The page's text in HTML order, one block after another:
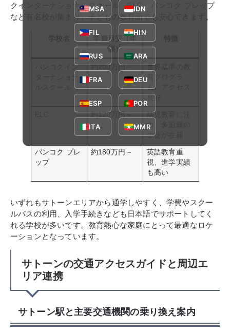
クインターナショナルスクール、ELC、バンコク プレップ
など有名校が集まり、子どもの教育面でも安心できます。
学費目安（年
額）
バンコクイン
約200万円～
世界基準の教
育プログラ
ム、アクセス
良好
約120万円～
幼児教育に注
力、多国籍の
生徒が在籍
バンコク プレ
ップ
約180万円～
英語教育重
視、進学実績
も高い
いずれもサトーンエリアから通学しやすく、学費やスクー
ルバスの利用、入学手続きなども日本語でサポートしてく
れる学校が多いです。教育熱心な家庭にとって最適なロケ
ーションとなっています。
サトーンの交通アクセスガイドと周辺エ
リア連携
サトーン駅と主要交通機関の乗り換え案内
MSA IDN
FIL HIN
RUS ARA
FRA DEU
ESP POR
ITA MMR